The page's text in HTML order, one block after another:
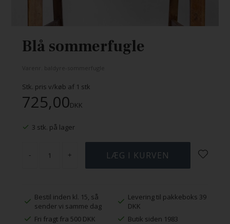
Blå sommerfugle
baldyre-sommerfugle
Stk. pris v/køb af 1 stk
725,00DKK
3 stk. på lager
- +
Bestil inden kl. 15, så
sender vi samme dag
Levering til pakkeboks 39
DKK
Fri fragt fra 500 DKK
Butik siden 1983